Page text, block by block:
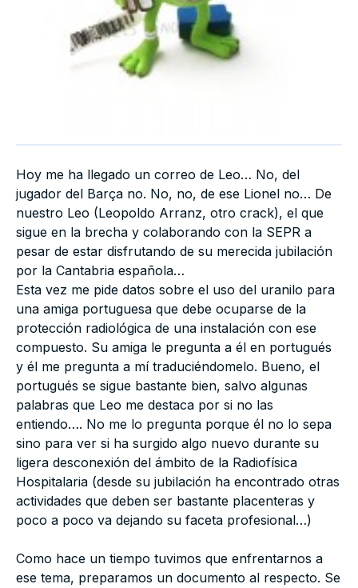
Hoy me ha llegado un correo de Leo… No, del
jugador del Barça no. No, no, de ese Lionel no… De
nuestro Leo (Leopoldo Arranz, otro crack), el que
sigue en la brecha y colaborando con la SEPR a
pesar de estar disfrutando de su merecida jubilación
por la Cantabria española…
Esta vez me pide datos sobre el uso del uranilo para
una amiga portuguesa que debe ocuparse de la
protección radiológica de una instalación con ese
compuesto. Su amiga le pregunta a él en portugués
y él me pregunta a mí traduciéndomelo. Bueno, el
portugués se sigue bastante bien, salvo algunas
palabras que Leo me destaca por si no las
entiendo…. No me lo pregunta porque él no lo sepa
sino para ver si ha surgido algo nuevo durante su
ligera desconexión del ámbito de la Radiofísica
Hospitalaria (desde su jubilación ha encontrado otras
actividades que deben ser bastante placenteras y
poco a poco va dejando su faceta profesional…)
Como hace un tiempo tuvimos que enfrentarnos a
ese tema, preparamos un documento al respecto. Se